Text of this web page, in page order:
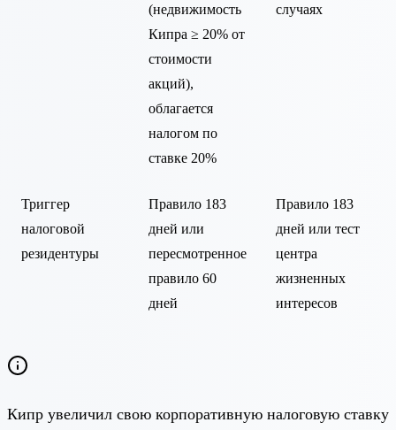
(недвижимость
Кипра ≥ 20% от
стоимости
акций),
облагается
налогом по
ставке 20%
случаях
Триггер
налоговой
резидентуры
Правило 183
дней или
пересмотренное
правило 60
дней
Правило 183
дней или тест
центра
жизненных
интересов
Кипр увеличил свою корпоративную налоговую ставку